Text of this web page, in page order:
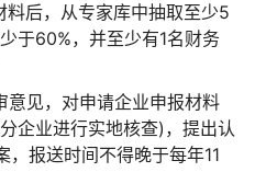
料后，从专家库中抽取至少5
于60%，并至少有1名财务
意见，对申请企业申报材料
企业进行实地核查)，提出认
，报送时间不得晚于每年11